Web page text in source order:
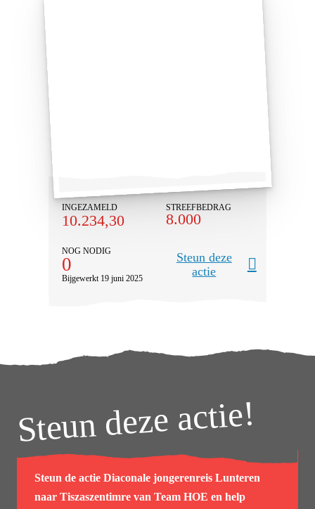
INGEZAMELD
10.234,30
STREEFBEDRAG
8.000
NOG NODIG
0
Bijgewerkt 19 juni 2025
Steun deze
actie
Steun deze actie!
Steun de actie Diaconale jongerenreis Lunteren
naar Tiszaszentimrevan Team HOE en help